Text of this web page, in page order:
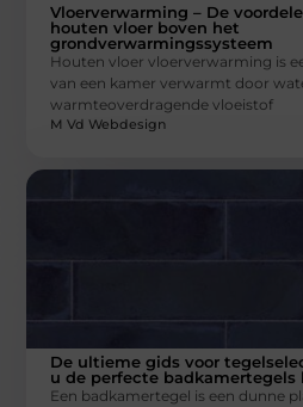
Vloerverwarming – De
houten vloer boven het
grondverwarmingssysteem
Houten vloer vloerverwarming is
van een kamer verwarmt door
warmteoverdragende vloeistof
M Vd Webdesign
De ultieme gids voor
u de perfecte badkamertegels
Een badkamertegel is een dunne